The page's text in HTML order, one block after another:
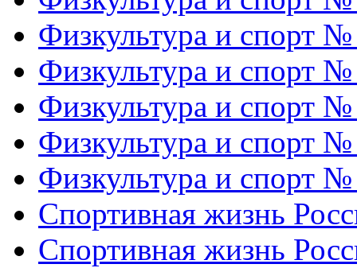
Физкультура и спорт
Физкультура и спорт
Физкультура и спорт
Физкультура и спорт
Физкультура и спорт
Спортивная жизнь
Спортивная жизнь